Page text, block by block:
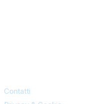
Contatti